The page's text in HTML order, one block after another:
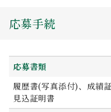
応募手続
応募書類
履歴書(写真添付)、成績
見込証明書